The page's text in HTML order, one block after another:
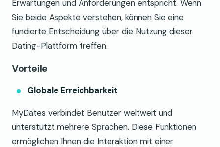
Erwartungen und Anforderungen entspricht. Wenn
Sie beide Aspekte verstehen, können Sie eine
fundierte Entscheidung über die Nutzung dieser
Dating-Plattform treffen.
Vorteile
Globale Erreichbarkeit
MyDates verbindet Benutzer weltweit und
unterstützt mehrere Sprachen. Diese Funktionen
ermöglichen Ihnen die Interaktion mit einer